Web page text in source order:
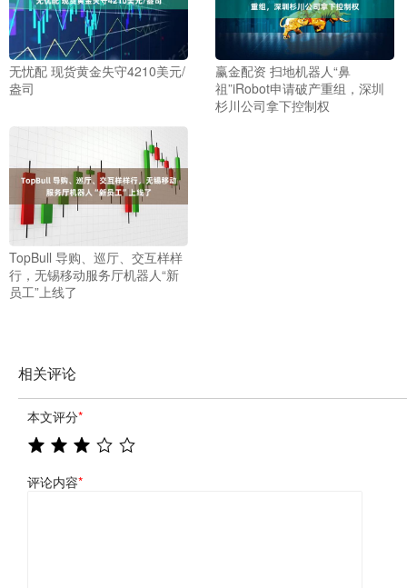
无忧配 现货黄金失守4210美元/
盎司
赢金配资 扫地机器人“鼻
祖”iRobot申请破产重组，深圳
杉川公司拿下控制权
TopBull 导购、巡厅、交互样样
行，无锡移动服务厅机器人“新
员工”上线了
相关评论
本文评分*
评论内容*